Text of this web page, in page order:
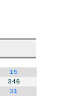
15
346
31